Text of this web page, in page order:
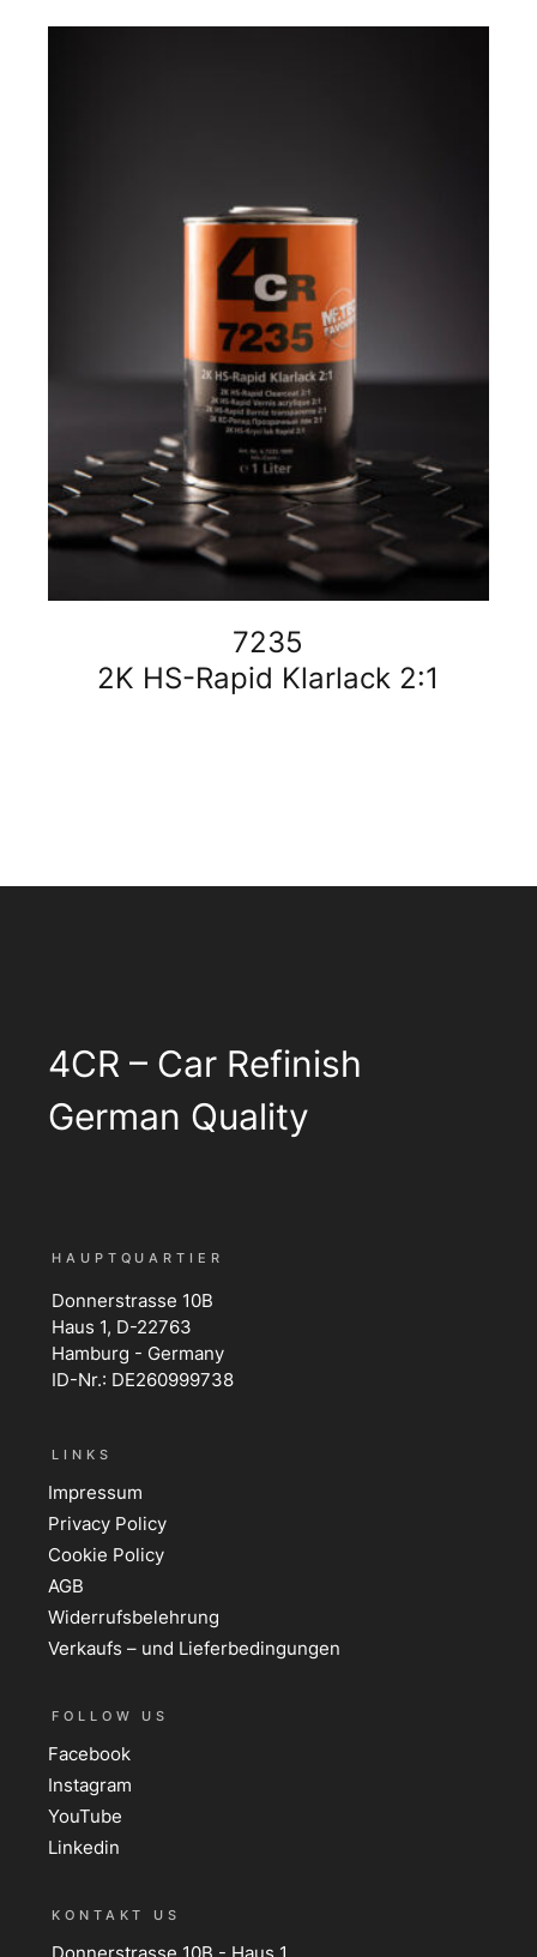
7235
2K HS-Rapid Klarlack 2:1
4CR – Car Refinish
German Quality
HAUPTQUARTIER
Donnerstrasse 10B
Haus 1, D-22763
Hamburg - Germany
ID-Nr.: DE260999738
LINKS
Impressum
Privacy Policy
Cookie Policy
AGB
Widerrufsbelehrung
Verkaufs – und Lieferbedingungen
FOLLOW US
Facebook
Instagram
YouTube
Linkedin
KONTAKT US